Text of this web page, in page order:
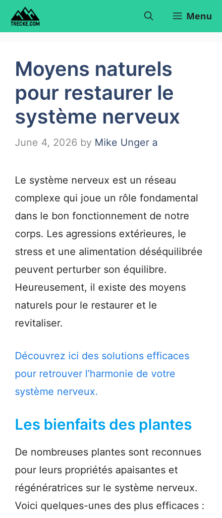
Skip
Menu
Moyens naturels
pour restaurer le
système nerveux
June 4, 2026 by Mike Unger a
Le système nerveux est un réseau
complexe qui joue un rôle fondamental
dans le bon fonctionnement de notre
corps. Les agressions extérieures, le
stress et une alimentation déséquilibrée
peuvent perturber son équilibre.
Heureusement, il existe des moyens
naturels pour le restaurer et le
revitaliser.
Découvrez ici des solutions efficaces
pour retrouver l’harmonie de votre
système nerveux.
Les bienfaits des plantes
De nombreuses plantes sont reconnues
pour leurs propriétés apaisantes et
régénératrices sur le système nerveux.
Voici quelques-unes des plus efficaces :